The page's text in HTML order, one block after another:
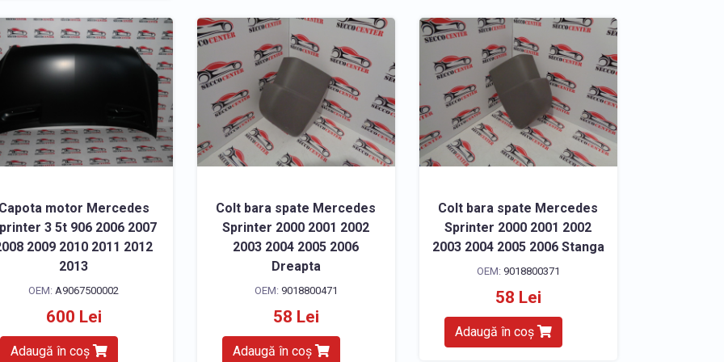
motor Mercedes
3 5t 906 2006 2007
2009 2010 2011 2012
2013
OEM:A9067500002
600 Lei
Adaugă în coș
Colt bara spate Mercedes
Sprinter 2000 2001 2002
2003 2004 2005 2006
Dreapta
OEM: 9018800471
58 Lei
Adaugă în coș
Colt bara spate Mercedes
Sprinter 2000 2001 2002
2003 2004 2005 2006 Stanga
OEM: 9018800371
58 Lei
Adaugă în coș